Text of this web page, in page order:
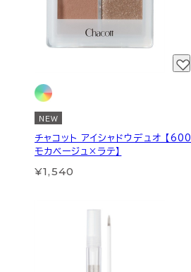
NEW
チャコット アイシャドウデュオ 【600
モカベージュ×ラテ】
¥1,540